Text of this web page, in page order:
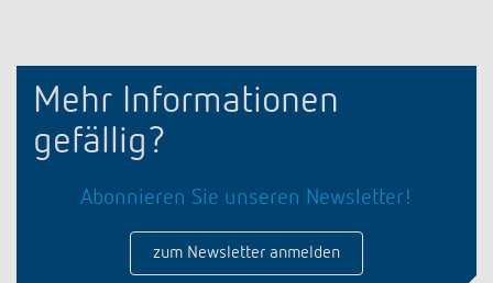
Mehr Informationen
gefällig?
Abonnieren Sie unseren Newsletter!
zum Newsletter anmelden